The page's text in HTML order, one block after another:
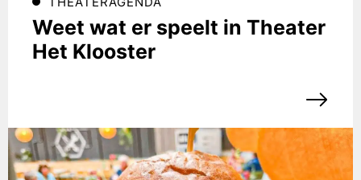
Weet wat er speelt in Theater
Het Klooster